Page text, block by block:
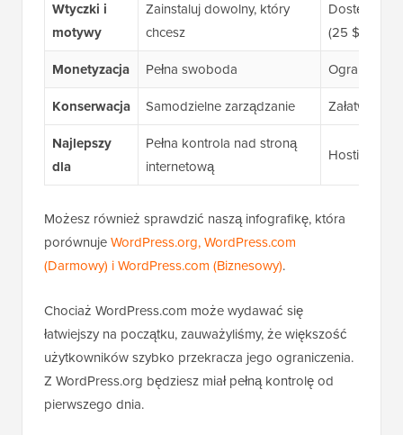
Wtyczki i
motywy
Zainstaluj dowolny, który
chcesz
Dostępne w
(25 $/
Monetyzacja
Pełna swoboda
Konserwacja
Samodzielne zarządzanie
Załatwione
Najlepszy
dla
Pełna kontrola nad stroną
internetową
Hosting
Możesz również sprawdzić naszą infografikę, która
porównujeWordPress.org, WordPress.com
(Darmowy) i WordPress.com (Biznesowy).
Chociaż WordPress.com może wydawać się
łatwiejszy na początku, zauważyliśmy, że większość
użytkowników szybko przekracza jego ograniczenia.
Z WordPress.org będziesz miał pełną kontrolę od
pierwszego dnia.